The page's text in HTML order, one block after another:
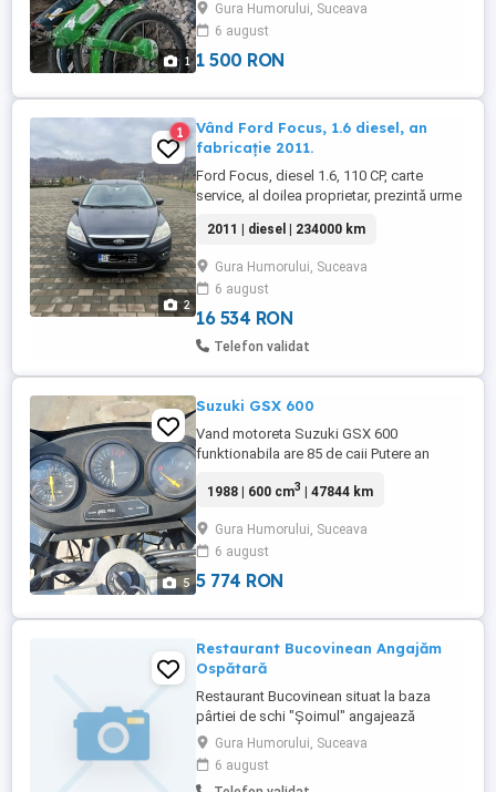
1
Gura Humorului, Suceava
6 august
1 500 RON
2
1
Vând Ford Focus, 1.6 diesel, an
fabricație 2011.
Ford Focus, diesel 1.6, 110 CP, carte
service, al doilea proprietar, prezintă urme
Dublu climatronic, comenzi pe volan, pilot
automat. Bonus 4 anvelope de vară
Michelin, dot 2021.
2011 | diesel | 234000 km
Gura Humorului, Suceava
6 august
16 534 RON
Telefon validat
5
Suzuki GSX 600
Vand motoreta Suzuki GSX 600
funktionabila are 85 de caii Putere an
germania nu o fost inscrisa deloc pe
multe detalli
1988 | 600 cm3 | 47844 km
Gura Humorului, Suceava
6 august
5 774 RON
Restaurant Bucovinean Angajăm
Ospătară
Restaurant Bucovinean situat la baza
pârtiei de schi "Şoimul" angajează
ospătăriță. Detalii la:
Gura Humorului, Suceava
6 august